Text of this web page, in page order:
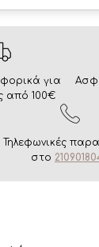
για
από 100€
Τηλεφωνικές
στο